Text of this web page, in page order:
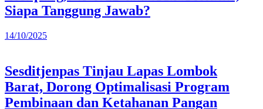
Siapa Tanggung Jawab?
14/10/2025
Sesditjenpas Tinjau Lapas Lombok
Barat, Dorong Optimalisasi Program
Pembinaan dan Ketahanan Pangan